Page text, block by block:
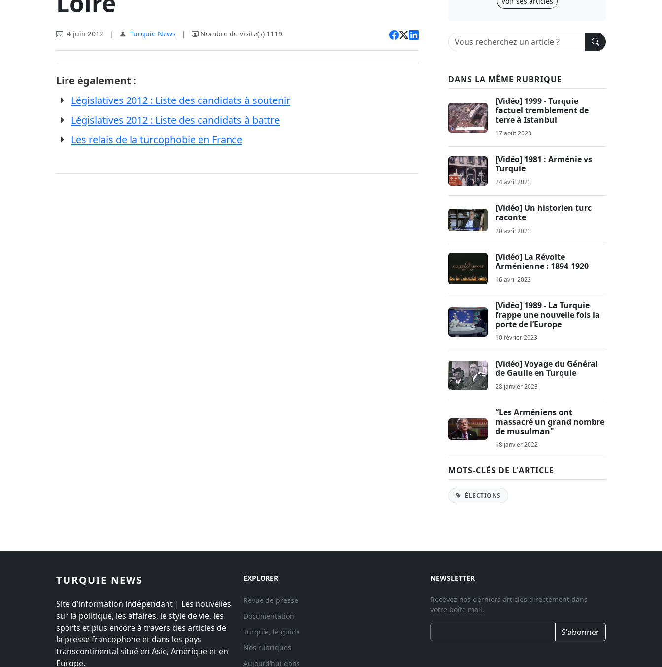
4 juin 2012 | Turquie News | Nombre de visite(s) 1119
Lire également :
Législatives 2012 : Liste des candidats à soutenir
Législatives 2012 : Liste des candidats à battre
Les relais de la turcophobie en France
DANS LA MÊME RUBRIQUE
[Vidéo] 1999 - Turquie
factuel tremblement de
terre à Istanbul
17 août 2023
[Vidéo] 1981 : Arménie vs
Turquie
24 avril 2023
[Vidéo] Un historien turc
raconte
20 avril 2023
[Vidéo] La Révolte
Arménienne : 1894-1920
16 avril 2023
[Vidéo] 1989 - La Turquie
frappe une nouvelle fois la
porte de l’Europe
10 février 2023
[Vidéo] Voyage du Général
de Gaulle en Turquie
28 janvier 2023
“Les Arméniens ont
massacré un grand nombre
de musulman"
18 janvier 2022
MOTS-CLÉS DE L'ARTICLE
ÉLECTIONS
TURQUIE NEWS
Site d’information indépendant | Les nouvelles
sur la politique, les affaires, le style de vie, les
sports et plus encore à travers des articles de
la presse francophone et dans les pays
transcontinental situé en Asie, Amérique et en
Europe.
EXPLORER
Revue de presse
Documentation
Turquie, le guide
Nos rubriques
Aujourd’hui dans
NEWSLETTER
Recevez nos derniers articles directement dans
votre boîte mail.
S'abonner